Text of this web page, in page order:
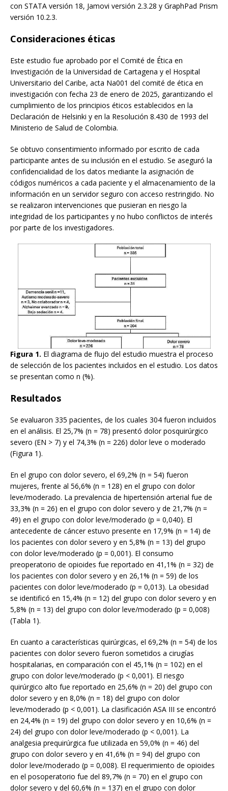
con STATA versión 18, Jamovi versión 2.3.28 y GraphPad Prism
versión 10.2.3.
Consideraciones éticas
Este estudio fue aprobado por el Comité de Ética en
Investigación de la Universidad de Cartagena y el Hospital
Universitario del Caribe, acta Na001 del comité de ética en
investigación con fecha 23 de enero de 2025, garantizando el
cumplimiento de los principios éticos establecidos en la
Declaración de Helsinki y en la Resolución 8.430 de 1993 del
Ministerio de Salud de Colombia.
Se obtuvo consentimiento informado por escrito de cada
participante antes de su inclusión en el estudio. Se aseguró la
confidencialidad de los datos mediante la asignación de
códigos numéricos a cada paciente y el almacenamiento de la
información en un servidor seguro con acceso restringido. No
se realizaron intervenciones que pusieran en riesgo la
integridad de los participantes y no hubo conflictos de interés
por parte de los investigadores.
Figura 1. El diagrama de flujo del estudio muestra el proceso
de selección de los pacientes incluidos en el estudio. Los datos
se presentan como n (%).
Resultados
Se evaluaron 335 pacientes, de los cuales 304 fueron incluidos
en el análisis. El 25,7% (n = 78) presentó dolor posquirúrgico
severo (EN > 7) y el 74,3% (n = 226) dolor leve o moderado
(Figura 1).
En el grupo con dolor severo, el 69,2% (n = 54) fueron
mujeres, frente al 56,6% (n = 128) en el grupo con dolor
leve/moderado. La prevalencia de hipertensión arterial fue de
33,3% (n = 26) en el grupo con dolor severo y de 21,7% (n =
49) en el grupo con dolor leve/moderado (p = 0,040). El
antecedente de cáncer estuvo presente en 17,9% (n = 14) de
los pacientes con dolor severo y en 5,8% (n = 13) del grupo
con dolor leve/moderado (p = 0,001). El consumo
preoperatorio de opioides fue reportado en 41,1% (n = 32) de
los pacientes con dolor severo y en 26,1% (n = 59) de los
pacientes con dolor leve/moderado (p = 0,013). La obesidad
se identificó en 15,4% (n = 12) del grupo con dolor severo y en
5,8% (n = 13) del grupo con dolor leve/moderado (p = 0,008)
(Tabla 1).
En cuanto a características quirúrgicas, el 69,2% (n = 54) de los
pacientes con dolor severo fueron sometidos a cirugías
hospitalarias, en comparación con el 45,1% (n = 102) en el
grupo con dolor leve/moderado (p < 0,001). El riesgo
quirúrgico alto fue reportado en 25,6% (n = 20) del grupo con
dolor severo y en 8,0% (n = 18) del grupo con dolor
leve/moderado (p < 0,001). La clasificación ASA III se encontró
en 24,4% (n = 19) del grupo con dolor severo y en 10,6% (n =
24) del grupo con dolor leve/moderado (p < 0,001). La
analgesia prequirúrgica fue utilizada en 59,0% (n = 46) del
grupo con dolor severo y en 41,6% (n = 94) del grupo con
dolor leve/moderado (p = 0,008). El requerimiento de opioides
en el posoperatorio fue del 89,7% (n = 70) en el grupo con
dolor severo y del 60,6% (n = 137) en el grupo con dolor